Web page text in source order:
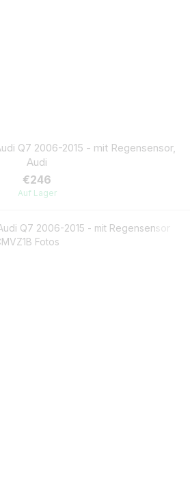
Q7 2006-2015 - mit Regensensor,
Audi
€246
Auf Lager